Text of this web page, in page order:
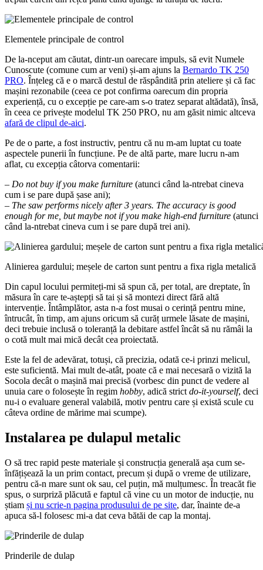
Elementele principale de control
De la-nceput am căutat, dintr-un oarecare impuls, să evit Numele
Cunoscute (comune cum ar veni) și-am ajuns la Bernardo TK 250
PRO. Înțeleg că e o marcă destul de răspândită prin ateliere și că fac
mașini rezonabile (ceea ce pot confirma oarecum din propria
experiență, cu o excepție pe care-am s-o tratez separat altădată), însă,
în ceea ce privește modelul TK 250 PRO, nu am găsit nimic altceva
afară de clipul de-aici.
Pe de o parte, a fost instructiv, pentru că nu m-am luptat cu toate
aspectele punerii în funcțiune. Pe de altă parte, mare lucru n-am
aflat, cu excepția câtorva comentarii:
– Do not buy if you make furniture (atunci când la-ntrebat cineva
cum i se pare după șase ani);
– The saw performs nicely after 3 years. The accuracy is good
enough for me, but maybe not if you make high-end furniture (atunci
când la-ntrebat cineva cum i se pare după trei ani).
Alinierea gardului; meșele de carton sunt pentru a fixa rigla metalică
Din capul locului permiteți-mi să spun că, per total, are dreptate, în
măsura în care te-aștepți să tai și să montezi direct fără altă
intervenție. Întâmplător, asta n-a fost musai o cerință pentru mine,
întrucât, în timp, am ajuns oricum să curăț urmele lăsate de mașini,
deci trebuie inclusă o toleranță la debitare astfel încât să nu rămâi la
o cotă mult mai mică decât cea proiectată.
Este la fel de adevărat, totuși, că precizia, odată ce-i prinzi melicul,
este suficientă. Mai mult de-atât, poate că e mai necesară o vizită la
Socola decât o mașină mai precisă (vorbesc din punct de vedere al
unuia care o folosește în regim hobby, adică strict do-it-yourself, deci
nu-i o evaluare general valabilă, motiv pentru care și există scule cu
câteva ordine de mărime mai scumpe).
Instalarea pe dulapul metalic
O să trec rapid peste materiale și construcția generală așa cum se-
înfățișează la un prim contact, precum și după o vreme de utilizare,
pentru că-n mare sunt ok sau, cel puțin, mă mulțumesc. În treacăt fie
spus, o surpriză plăcută e faptul că vine cu un motor de inducție, nu
știam și nu scrie-n pagina produsului de pe site, dar, înainte de-a
apuca să-l folosesc mi-a dat ceva bătăi de cap la montaj.
Prinderile de dulap